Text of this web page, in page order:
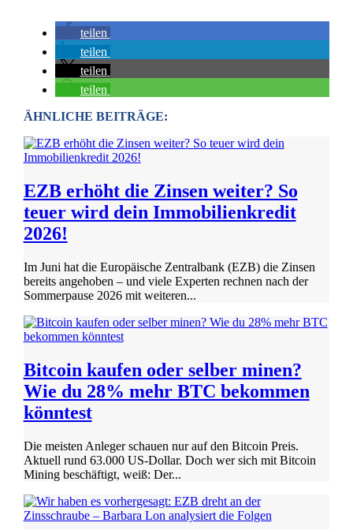
teilen
teilen
teilen
teilen
ÄHNLICHE BEITRÄGE:
EZB erhöht die Zinsen weiter? So
teuer wird dein Immobilienkredit
2026!
Im Juni hat die Europäische Zentralbank (EZB) die Zinsen
bereits angehoben – und viele Experten rechnen nach der
Sommerpause 2026 mit weiteren...
Bitcoin kaufen oder selber minen?
Wie du 28% mehr BTC bekommen
könntest
Die meisten Anleger schauen nur auf den Bitcoin Preis.
Aktuell rund 63.000 US-Dollar. Doch wer sich mit Bitcoin
Mining beschäftigt, weiß: Der...